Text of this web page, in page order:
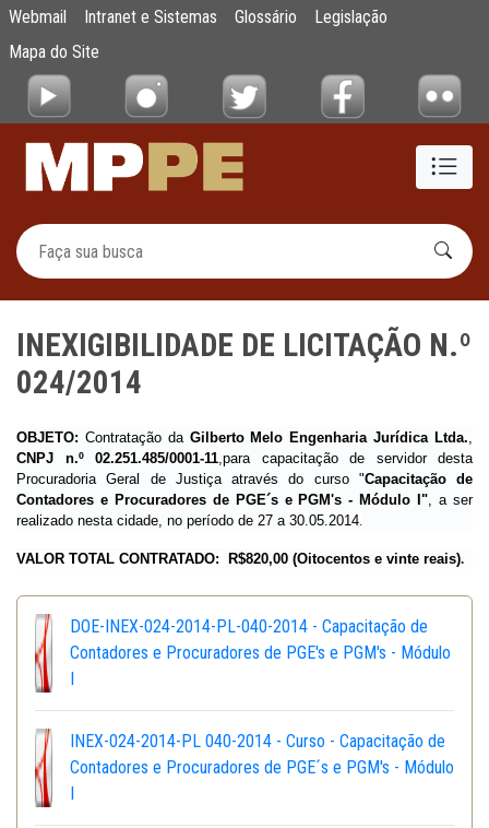
Pular para o Conteúdo principal
INEXIGIBILIDADE DE LICITAÇÃO N.º 024/
Webmail Intranet e Sistemas Glossário
Legislação
Mapa do Site
INEXIGIBILIDADE DE LICITAÇÃO N.º
024/2014
OBJETO: Contratação da Gilberto Melo Engenharia Jurídica Ltda.,
CNPJ n.º 02.251.485/0001-11,para capacitação de servidor desta
Procuradoria Geral de Justiça através do curso "Capacitação de
Contadores e Procuradores de PGE´s e PGM's - Módulo I", a ser
realizado nesta cidade, no período de 27 a 30.05.2014.
VALOR TOTAL CONTRATADO: R$820,00 (Oitocentos e vinte reais).
DOE-INEX-024-2014-PL-040-2014 - Capacitação de
Contadores e Procuradores de PGE's e PGM's - Módulo
INEX-024-2014-PL 040-2014 - Curso - Capacitação de
Contadores e Procuradores de PGE´s e PGM's - Módulo